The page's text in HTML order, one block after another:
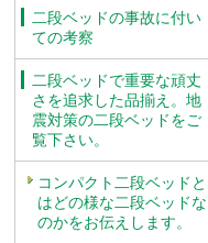
二段ベッドの事故に付い
ての考察
二段ベッドで重要な頑丈
さを追求した品揃え。地
震対策の二段ベッドをご
覧下さい。
コンパクト二段ベッドと
はどの様な二段ベッドな
のかをお伝えします。